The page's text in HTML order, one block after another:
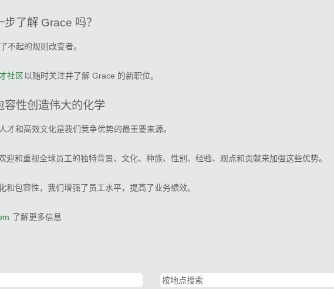
了解 Grace 吗？
不起的规则改变者。
社区 以随时关注并了解 Grace 的新职位。
容性创造伟大的化学
才和高效文化是我们竞争优势的最重要来源。
迎和重视全球员工的独特背景、文化、种族、性别、经验、观点和贡献来加强这些优势。
和包容性，我们增强了员工水平，提高了业务绩效。
了解更多信息